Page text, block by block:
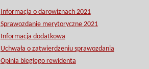
Informacja o darowiznach 2021
Sprawozdanie merytoryczne 2021
Informacja dodatkowa
Uchwała o zatwierdzeniu sprawozdania
Opinia biegłego rewidenta